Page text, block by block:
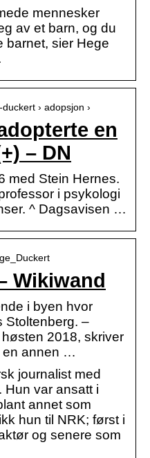
mennesker
av et barn, og du
barnet, sier Hege
› adopsjon ›
en
– DN
med Stein Hernes.
i psykologi
^ Dagsavisen …
Wikiwand
i byen hvor
Stoltenberg. –
2018, skriver
en annen …
journalist med
Hun var ansatt i
annet som
hun til NRK; først i
og senere som